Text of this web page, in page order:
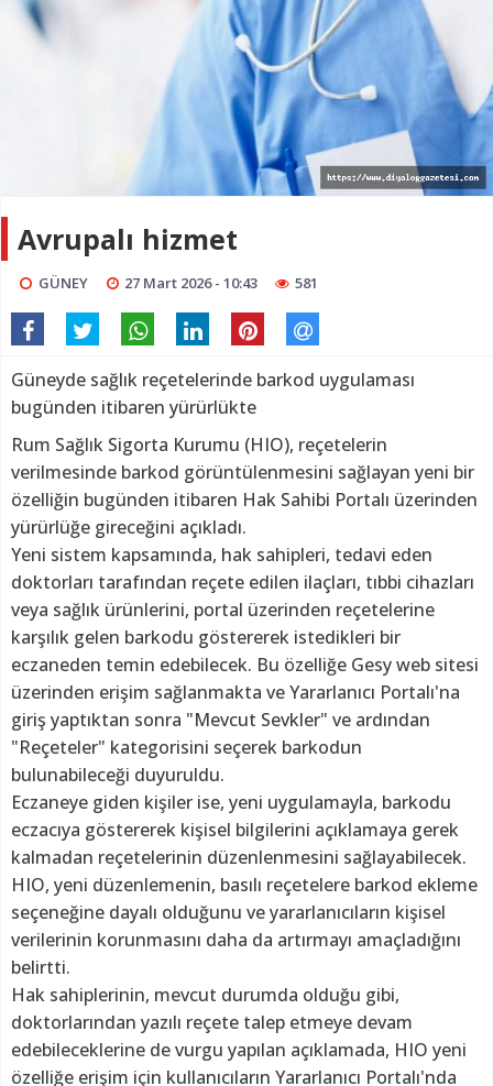
Avrupalı hizmet
GÜNEY 27 Mart 2026 - 10:43 581
Güneyde sağlık reçetelerinde barkod uygulaması
bugünden itibaren yürürlükte
Rum Sağlık Sigorta Kurumu (HIO), reçetelerin
verilmesinde barkod görüntülenmesini sağlayan yeni bir
özelliğin bugünden itibaren Hak Sahibi Portalı üzerinden
yürürlüğe gireceğini açıkladı.
Yeni sistem kapsamında, hak sahipleri, tedavi eden
doktorları tarafından reçete edilen ilaçları, tıbbi cihazları
veya sağlık ürünlerini, portal üzerinden reçetelerine
karşılık gelen barkodu göstererek istedikleri bir
eczaneden temin edebilecek. Bu özelliğe Gesy web sitesi
üzerinden erişim sağlanmakta ve Yararlanıcı Portalı'na
giriş yaptıktan sonra "Mevcut Sevkler" ve ardından
"Reçeteler" kategorisini seçerek barkodun
bulunabileceği duyuruldu.
Eczaneye giden kişiler ise, yeni uygulamayla, barkodu
eczacıya göstererek kişisel bilgilerini açıklamaya gerek
kalmadan reçetelerinin düzenlenmesini sağlayabilecek.
HIO, yeni düzenlemenin, basılı reçetelere barkod ekleme
seçeneğine dayalı olduğunu ve yararlanıcıların kişisel
verilerinin korunmasını daha da artırmayı amaçladığını
belirtti.
Hak sahiplerinin, mevcut durumda olduğu gibi,
doktorlarından yazılı reçete talep etmeye devam
edebileceklerine de vurgu yapılan açıklamada, HIO yeni
özelliğe erişim için kullanıcıların Yararlanıcı Portalı'nda